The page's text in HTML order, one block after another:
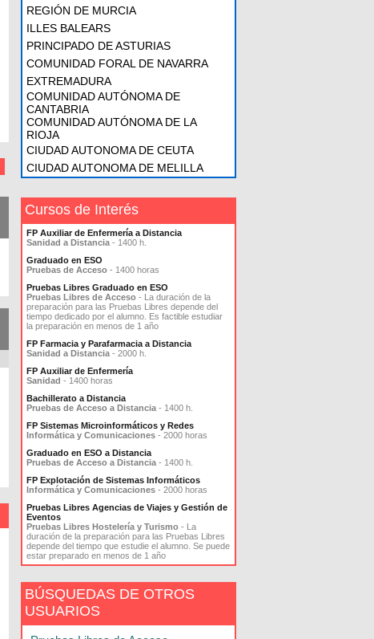
REGIÓN DE MURCIA
ILLES BALEARS
PRINCIPADO DE ASTURIAS
COMUNIDAD FORAL DE NAVARRA
EXTREMADURA
COMUNIDAD AUTÓNOMA DE
CANTABRIA
COMUNIDAD AUTÓNOMA DE LA
RIOJA
CIUDAD AUTONOMA DE CEUTA
CIUDAD AUTONOMA DE MELILLA
Cursos de Interés
FP Auxiliar de Enfermería a Distancia
Sanidad a Distancia - 1400 h.
Graduado en ESO
Pruebas de Acceso - 1400 horas
Pruebas Libres Graduado en ESO
Pruebas Libres de Acceso - La duración de la
preparación para las Pruebas Libres depende del
tiempo dedicado por el alumno. Es factible estudiar
la preparación en menos de 1 año
FP Farmacia y Parafarmacia a Distancia
Sanidad a Distancia - 2000 h.
FP Auxiliar de Enfermería
Sanidad - 1400 horas
Bachillerato a Distancia
Pruebas de Acceso a Distancia - 1400 h.
FP Sistemas Microinformáticos y Redes
Informática y Comunicaciones - 2000 horas
Graduado en ESO a Distancia
Pruebas de Acceso a Distancia - 1400 h.
FP Explotación de Sistemas Informáticos
Informática y Comunicaciones - 2000 horas
Pruebas Libres Agencias de Viajes y Gestión de
Eventos
Pruebas Libres Hostelería y Turismo - La
duración de la preparación para las Pruebas Libres
depende del tiempo que estudie el alumno. Se puede
estar preparado en menos de 1 año
BÚSQUEDAS DE OTROS
USUARIOS